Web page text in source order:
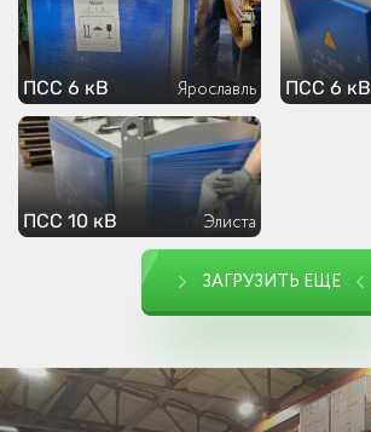
ПСС 6 кВ Ярославль ПСС 6 кВ
ПСС 10 кВ Элиста
ЗАГРУЗИТЬ ЕЩЕ